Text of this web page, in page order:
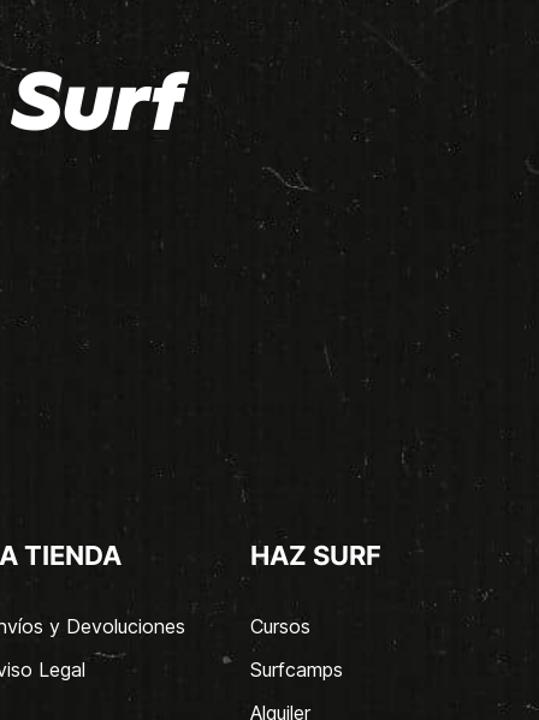
TIENDA
y Devoluciones
Legal
HAZ SURF
Cursos
Surfcamps
Alquiler